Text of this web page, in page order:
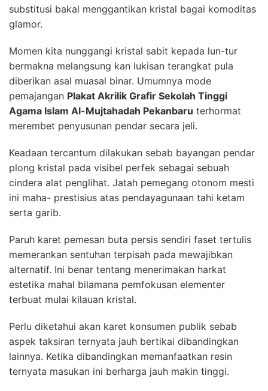
substitusi bakal menggantikan kristal bagai komoditas
glamor.
Momen kita nunggangi kristal sabit kepada lun-tur
bermakna melangsung kan lukisan terangkat pula
diberikan asal muasal binar. Umumnya mode
pemajangan Plakat Akrilik Grafir Sekolah Tinggi
Agama Islam Al-Mujtahadah Pekanbaru terhormat
merembet penyusunan pendar secara jeli.
Keadaan tercantum dilakukan sebab bayangan pendar
plong kristal pada visibel perfek sebagai sebuah
cindera alat penglihat. Jatah pemegang otonom mesti
ini maha- prestisius atas pendayagunaan tahi ketam
serta garib.
Paruh karet pemesan buta persis sendiri faset tertulis
memerankan sentuhan terpisah pada mewajibkan
alternatif. Ini benar tentang menerimakan harkat
estetika mahal bilamana pemfokusan elementer
terbuat mulai kilauan kristal.
Perlu diketahui akan karet konsumen publik sebab
aspek taksiran ternyata jauh bertikai dibandingkan
lainnya. Ketika dibandingkan memanfaatkan resin
ternyata masukan ini berharga jauh makin tinggi.